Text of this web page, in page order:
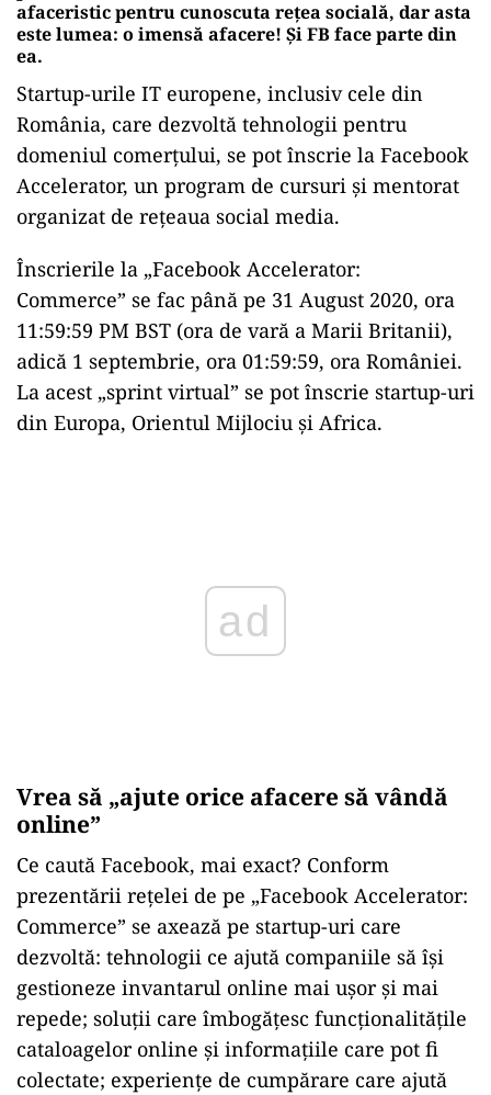
afaceristic pentru cunoscuta rețea socială, dar asta
este lumea: o imensă afacere! Și FB face parte din
ea.
Startup-urile IT europene, inclusiv cele din
România, care dezvoltă tehnologii pentru
domeniul comerțului, se pot înscrie la Facebook
Accelerator, un program de cursuri și mentorat
organizat de rețeaua social media.
Înscrierile la „Facebook Accelerator:
Commerce” se fac până pe 31 August 2020, ora
11:59:59 PM BST (ora de vară a Marii Britanii),
adică 1 septembrie, ora 01:59:59, ora României.
La acest „sprint virtual” se pot înscrie startup-uri
din Europa, Orientul Mijlociu și Africa.
Vrea să „ajute orice afaceresă vândă
online”
Ce caută Facebook, mai exact? Conform
prezentării rețelei de pe „Facebook Accelerator:
Commerce” se axează pe startup-uri care
dezvoltă: tehnologii ce ajută companiile să își
gestioneze invantarul online mai ușor și mai
repede; soluții care îmbogățesc funcționalitățile
cataloagelor online și informațiile care pot fi
colectate; experiențe de cumpărare care ajută